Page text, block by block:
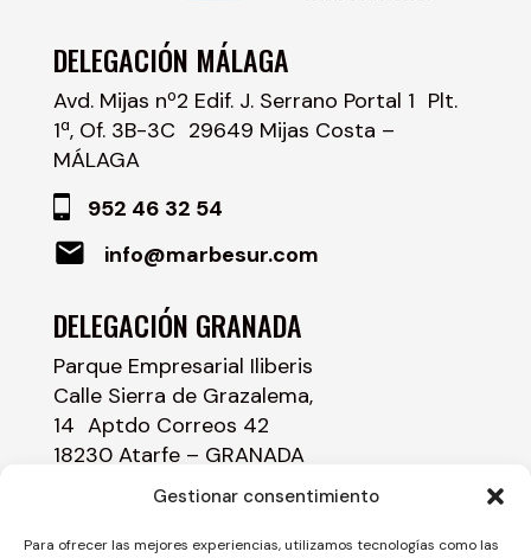
Gestionar consentimiento
Para ofrecer las mejores experiencias, utilizamos tecnologías como las
DELEGACIÓN MÁLAGA
Avd. Mijas nº2 Edif. J. Serrano Portal 1 Plt.
1ª, Of. 3B-3C 29649 Mijas Costa –
MÁLAGA
952 46 32 54
info@marbesur.com
DELEGACIÓN GRANADA
Parque Empresarial Iliberis
Calle Sierra de Grazalema,
14 Aptdo Correos 42
18230 Atarfe – GRANADA
958 43 84 00
info@marbesur.com